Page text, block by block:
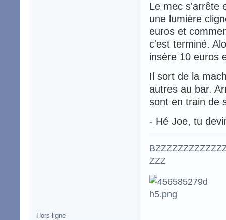
Le mec s'arrête
une lumière
euros et
c'est terminé.
insère 10 euros
Il sort de la
autres au bar.
sont en train de
- Hé Joe, tu
ZZZ
Hors ligne